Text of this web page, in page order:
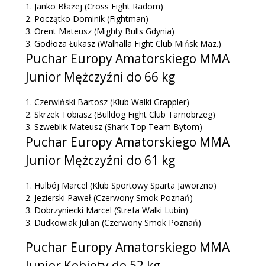
1. Janko Błażej (Cross Fight Radom)
2. Początko Dominik (Fightman)
3. Orent Mateusz (Mighty Bulls Gdynia)
3. Godłoza Łukasz (Walhalla Fight Club Mińsk Maz.)
Puchar Europy Amatorskiego MMA
Junior Mężczyźni do 66 kg
1. Czerwiński Bartosz (Klub Walki Grappler)
2. Skrzek Tobiasz (Bulldog Fight Club Tarnobrzeg)
3. Szweblik Mateusz (Shark Top Team Bytom)
Puchar Europy Amatorskiego MMA
Junior Mężczyźni do 61 kg
1. Hulbój Marcel (Klub Sportowy Sparta Jaworzno)
2. Jezierski Paweł (Czerwony Smok Poznań)
3. Dobrzyniecki Marcel (Strefa Walki Lubin)
3. Dudkowiak Julian (Czerwony Smok Poznań)
Puchar Europy Amatorskiego MMA